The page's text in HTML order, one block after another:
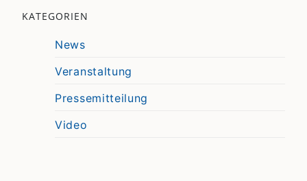
KATEGORIEN
News
Veranstaltung
Pressemitteilung
Video